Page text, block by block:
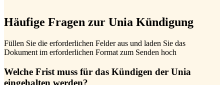
Häufige Fragen zur Unia Kündigung
Füllen Sie die erforderlichen Felder aus und laden Sie das
Dokument im erforderlichen Format zum Senden hoch
Welche Frist muss für das Kündigen der Unia
eingehalten werden?